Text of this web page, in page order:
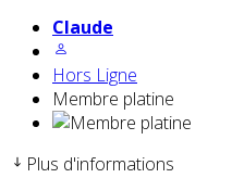
Claude
Hors Ligne
Membre platine
Plus d'informations